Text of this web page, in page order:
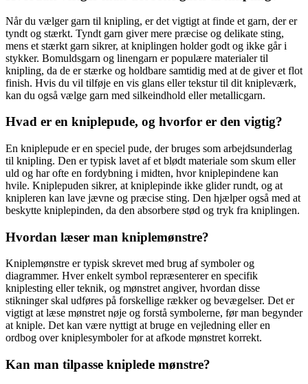
Når du vælger garn til knipling, er det vigtigt at finde et garn, der er
tyndt og stærkt. Tyndt garn giver mere præcise og delikate sting,
mens et stærkt garn sikrer, at kniplingen holder godt og ikke går i
stykker. Bomuldsgarn og linengarn er populære materialer til
knipling, da de er stærke og holdbare samtidig med at de giver et flot
finish. Hvis du vil tilføje en vis glans eller tekstur til dit knipleværk,
kan du også vælge garn med silkeindhold eller metallicgarn.
Hvad er en kniplepude, og hvorfor er den vigtig?
En kniplepude er en speciel pude, der bruges som arbejdsunderlag
til knipling. Den er typisk lavet af et blødt materiale som skum eller
uld og har ofte en fordybning i midten, hvor kniplepindene kan
hvile. Kniplepuden sikrer, at kniplepinde ikke glider rundt, og at
knipleren kan lave jævne og præcise sting. Den hjælper også med at
beskytte kniplepinden, da den absorbere stød og tryk fra kniplingen.
Hvordan læser man kniplemønstre?
Kniplemønstre er typisk skrevet med brug af symboler og
diagrammer. Hver enkelt symbol repræsenterer en specifik
kniplesting eller teknik, og mønstret angiver, hvordan disse
stikninger skal udføres på forskellige rækker og bevægelser. Det er
vigtigt at læse mønstret nøje og forstå symbolerne, før man begynder
at kniple. Det kan være nyttigt at bruge en vejledning eller en
ordbog over kniplesymboler for at afkode mønstret korrekt.
Kan man tilpasse kniplede mønstre?